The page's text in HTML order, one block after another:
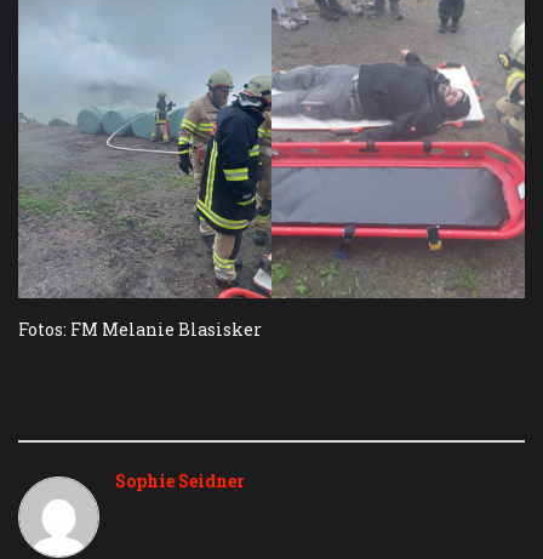
Fotos: FM Melanie Blasisker
Sophie Seidner